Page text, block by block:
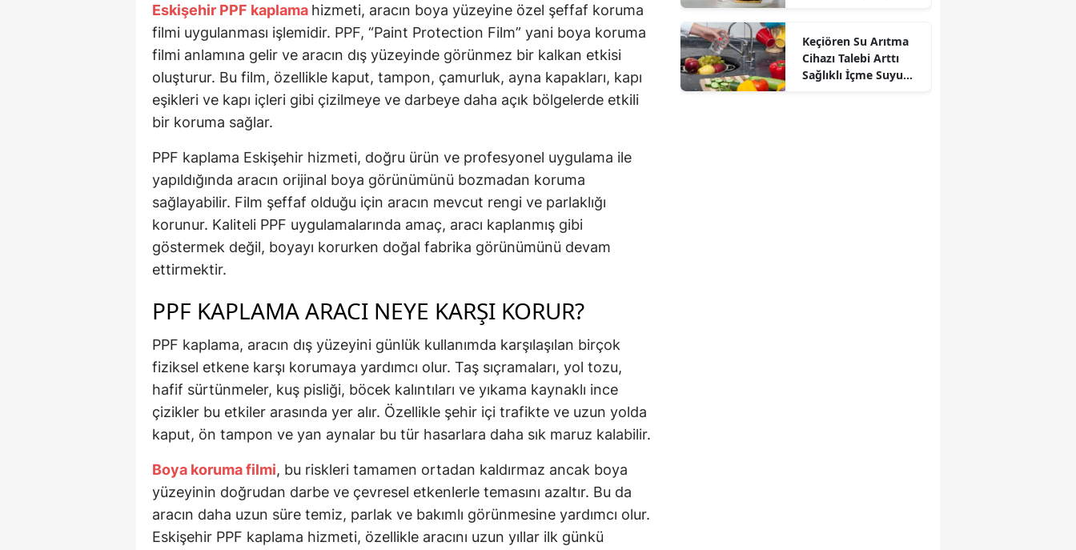
Eskişehir PPF kaplama hizmeti, aracın boya yüzeyine özel şeffaf koruma
filmi uygulanması işlemidir. PPF, “Paint Protection Film” yani boya koruma
filmi anlamına gelir ve aracın dış yüzeyinde görünmez bir kalkan etkisi
oluşturur. Bu film, özellikle kaput, tampon, çamurluk, ayna kapakları, kapı
eşikleri ve kapı içleri gibi çizilmeye ve darbeye daha açık bölgelerde etkili
bir koruma sağlar.
PPF kaplama Eskişehir hizmeti, doğru ürün ve profesyonel uygulama ile
yapıldığında aracın orijinal boya görünümünü bozmadan koruma
sağlayabilir. Film şeffaf olduğu için aracın mevcut rengi ve parlaklığı
korunur. Kaliteli PPF uygulamalarında amaç, aracı kaplanmış gibi
göstermek değil, boyayı korurken doğal fabrika görünümünü devam
ettirmektir.
PPF KAPLAMA ARACI NEYE KARŞI KORUR?
PPF kaplama, aracın dış yüzeyini günlük kullanımda karşılaşılan birçok
fiziksel etkene karşı korumaya yardımcı olur. Taş sıçramaları, yol tozu,
hafif sürtünmeler, kuş pisliği, böcek kalıntıları ve yıkama kaynaklı ince
çizikler bu etkiler arasında yer alır. Özellikle şehir içi trafikte ve uzun yolda
kaput, ön tampon ve yan aynalar bu tür hasarlara daha sık maruz kalabilir.
Boya koruma filmi, bu riskleri tamamen ortadan kaldırmaz ancak boya
yüzeyinin doğrudan darbe ve çevresel etkenlerle temasını azaltır. Bu da
aracın daha uzun süre temiz, parlak ve bakımlı görünmesine yardımcı olur.
Eskişehir PPF kaplama hizmeti, özellikle aracını uzun yıllar ilk günkü
Keçiören Su Arıtma
Cihazı Talebi Arttı
Sağlıklı İçme Suyu